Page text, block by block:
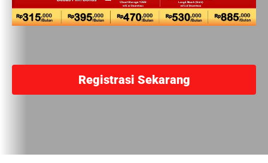
Registrasi Sekarang